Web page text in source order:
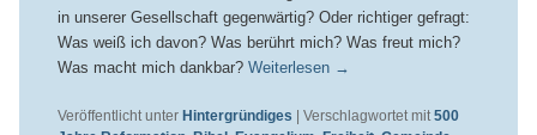
in unserer Gesellschaft gegenwärtig? Oder richtiger gefragt:
Was weiß ich davon? Was berührt mich? Was freut mich?
Was macht mich dankbar? Weiterlesen →
Veröffentlicht unter Hintergründiges Verschlagwortet mit 500